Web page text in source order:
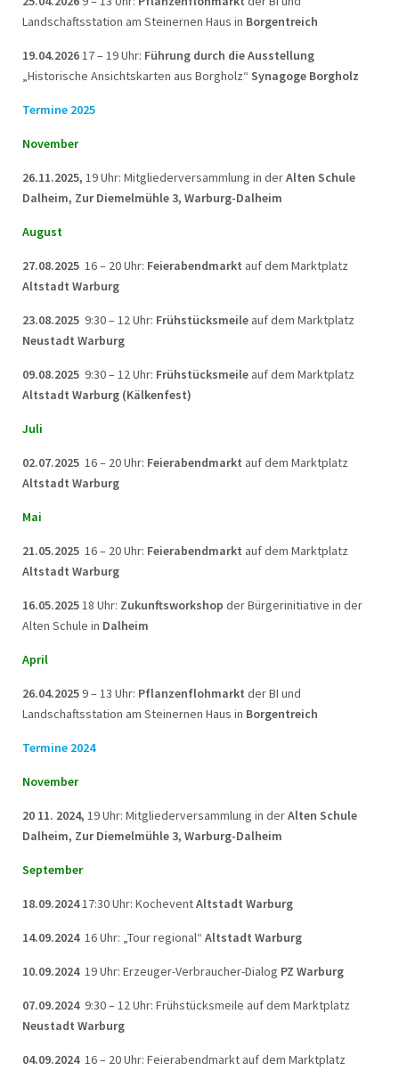
Landschaftsstation am Steinernen Haus in Borgentreich
19.04.202617 – 19 Uhr: Führung durch die Ausstellung
„Historische Ansichtskarten aus Borgholz“ Synagoge Borgholz
Termine 2025
November
26.11.2025, 19 Uhr: Mitgliederversammlung in derAlten Schule
Dalheim, Zur Diemelmühle 3, Warburg-Dalheim
August
27.08.2025 16 – 20 Uhr: Feierabendmarkt auf dem Marktplatz
Altstadt Warburg
23.08.2025 9:30 – 12 Uhr: Frühstücksmeile auf dem Marktplatz
Neustadt Warburg
09.08.2025 9:30 – 12 Uhr: Frühstücksmeile auf dem Marktplatz
Altstadt Warburg (Kälkenfest)
Juli
02.07.2025 16 – 20 Uhr: Feierabendmarkt auf dem Marktplatz
Altstadt Warburg
Mai
21.05.2025 16 – 20 Uhr: Feierabendmarkt auf dem Marktplatz
Altstadt Warburg
16.05.202518 Uhr: Zukunftsworkshop der Bürgerinitiative in der
Alten Schule in Dalheim
April
26.04.20259 – 13 Uhr: Pflanzenflohmarkt der BI und
Landschaftsstation am Steinernen Haus in Borgentreich
Termine 2024
November
20 11. 2024, 19 Uhr: Mitgliederversammlung in derAlten Schule
Dalheim, Zur Diemelmühle 3, Warburg-Dalheim
September
18.09.202417:30 Uhr: KocheventAltstadt Warburg
14.09.2024 16 Uhr: „Tour regional“ Altstadt Warburg
10.09.2024 19 Uhr: Erzeuger-Verbraucher-Dialog PZ Warburg
07.09.2024 9:30 – 12 Uhr: Frühstücksmeile auf dem Marktplatz
Neustadt Warburg
04.09.2024 16 – 20 Uhr: Feierabendmarkt auf dem Marktplatz